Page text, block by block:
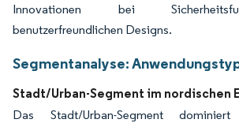
Innovationen bei
benutzerfreundlichen Designs.
Segmentanalyse:
Stadt/Urban-Segment im nordischen
Das Stadt/Urban-Segment